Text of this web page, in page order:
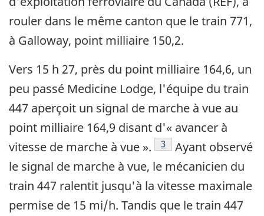
rouler dans le même canton que le train 771,
à Galloway, point milliaire 150,2.
Vers 15 h 27, près du point milliaire 164,6, un
peu passé Medicine Lodge, l'équipe du train
447 aperçoit un signal de marche à vue au
point milliaire 164,9 disant d'« avancer à
vitesse de marche à vue ».
Note de bas de page
3
Ayant observé
le signal de marche à vue, le mécanicien du
train 447 ralentit jusqu'à la vitesse maximale
permise de 15 mi/h. Tandis que le train 447